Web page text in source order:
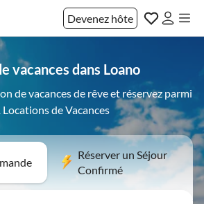
Devenez hôte
vacances dans Loano
de vacances de rêve et réservez parmi
Locations de Vacances
Réserver un Séjour
Confirmé